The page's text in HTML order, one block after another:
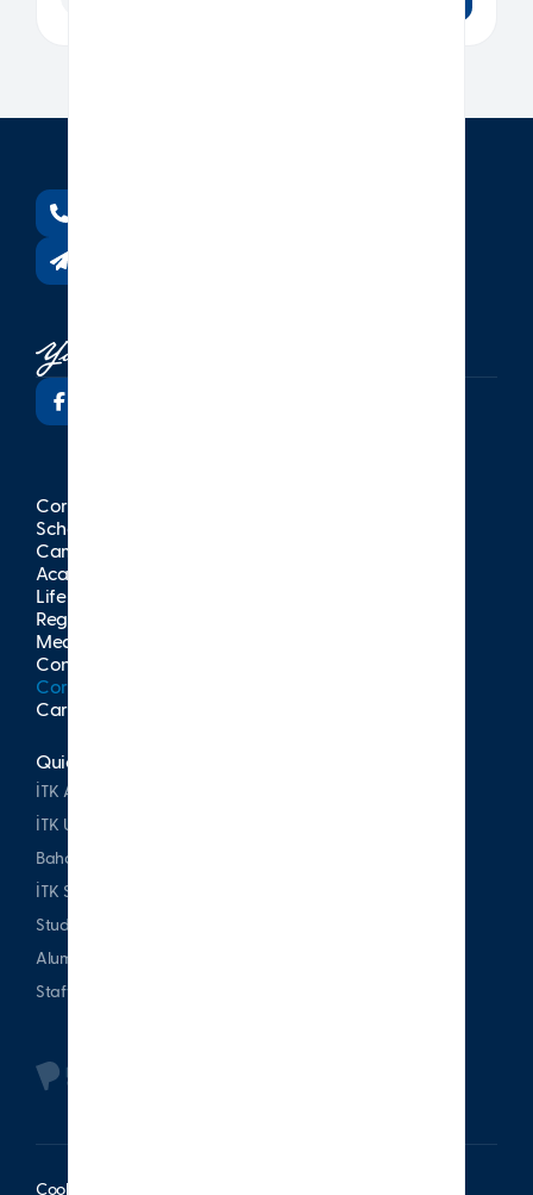
Corporate
Schools
Campuses
Academic
Life at İTK
Registration
Media
Contact
Corporate Publications
Career at İTK
Quick Access
İTK Alumni Association
İTK Uşakizade Mansion
Bahattin Tatış Website
İTK Sports Club
Student & Parent
Alumni
Staff
Cookie Policy